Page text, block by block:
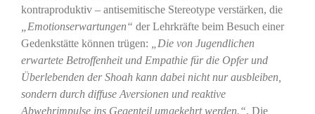
kontraproduktiv – antisemitische Stereotype verstärken, die
„Emotionserwartungen“ der Lehrkräfte beim Besuch einer
Gedenkstätte können trügen:
„Die von Jugendlichen
erwartete Betroffenheit und Empathie für die Opfer und
Überlebenden der Shoah kann dabei nicht nur ausbleiben,
sondern durch diffuse Aversionen und reaktive
Abwehrimpulse ins Gegenteil umgekehrt werden.“. Die